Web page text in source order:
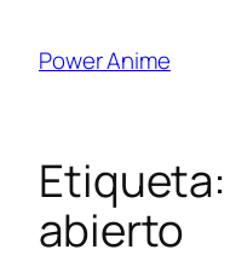
Power Anime
Etiqueta:
abierto